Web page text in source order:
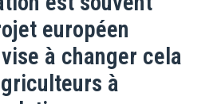
européen
à changer cela
à